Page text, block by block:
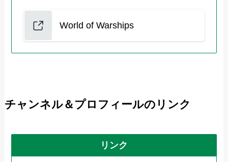
World of Warships
チャンネル＆プロフィールのリンク
リンク